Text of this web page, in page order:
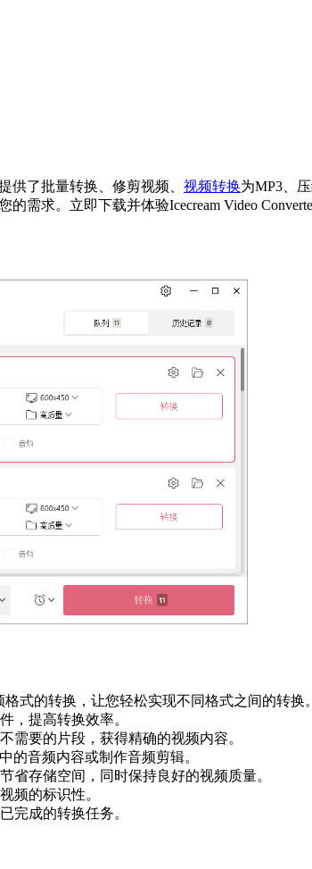
供了批量转换、修剪视频、 视频转换为MP3、
需求。立即下载并体验Icecream Video
式的转换，让您轻松实现不同格式之间的转换。
，提高转换效率。
需要的片段，获得精确的视频内容。
的音频内容或制作音频剪辑。
省存储空间，同时保持良好的视频质量。
频的标识性。
完成的转换任务。